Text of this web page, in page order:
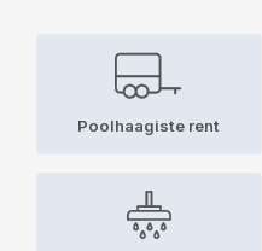
Poolhaagiste rent